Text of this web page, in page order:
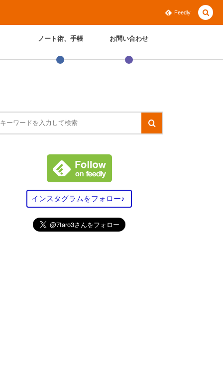
Feedly
ノート術、手帳 お問い合わせ
インスタグラムをフォロー♪